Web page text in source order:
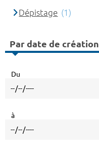
Dépistage (1)
Par date de création
Du
à